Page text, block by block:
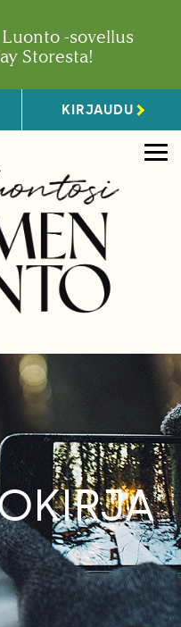
-sovellus
Storesta!
KIRJAUDU